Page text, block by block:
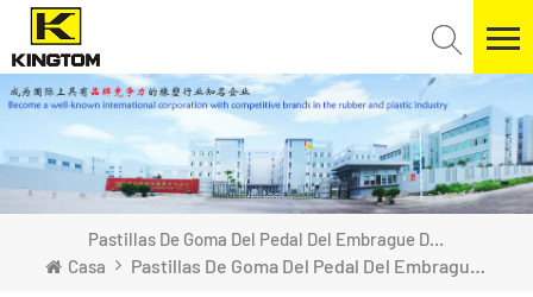
Pastillas De Goma Del Pedal Del Embrague Del Freno
Casa